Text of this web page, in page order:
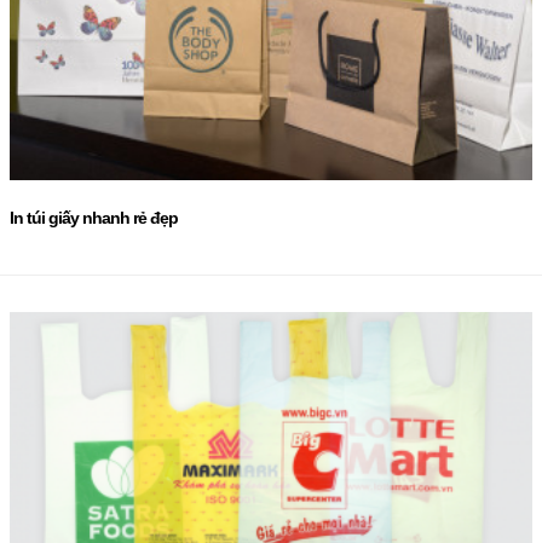
In túi giấy nhanh rẻ đẹp